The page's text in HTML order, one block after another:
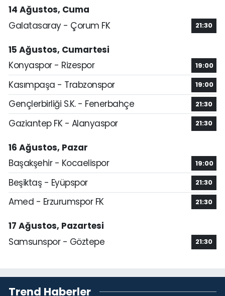
14 Ağustos, Cuma
Galatasaray - Çorum FK
21:30
15 Ağustos, Cumartesi
Konyaspor - Rizespor
19:00
Kasımpaşa - Trabzonspor 19:00
Gençlerbirliği S.K. - Fenerbahçe 21:30
Gaziantep FK - Alanyaspor 21:30
16 Ağustos, Pazar
Başakşehir - Kocaelispor
19:00
Beşiktaş - Eyüpspor 21:30
Amed - Erzurumspor FK 21:30
17 Ağustos, Pazartesi
Samsunspor - Göztepe
21:30
Trend Haberler